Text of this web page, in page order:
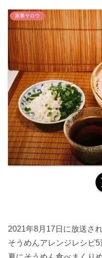
家事ヤロウ
2021年8月17日に放送さ
そうめんアレンジレシピ5